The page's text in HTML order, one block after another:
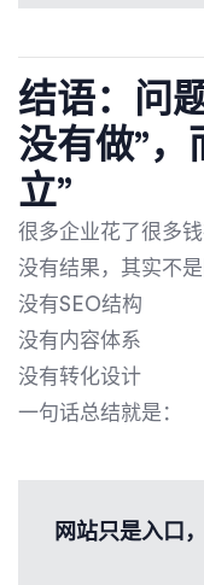
结语：问
没有做”，
立”
很多企业花了很多
没有结果，其实不
没有SEO结构
没有内容体系
没有转化设计
一句话总结就是：
网站只是入口